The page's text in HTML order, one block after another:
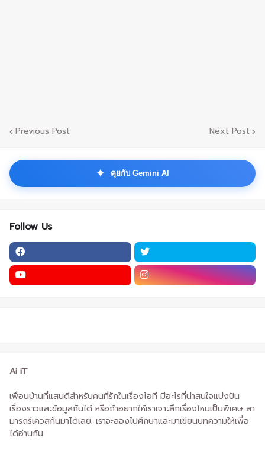
Previous Post Next Post
✦ คุยกับ Gemini AI
Follow Us
Ai iT
เพื่อนบ้านที่แสนดีสำหรับคนที่รักในเรื่องไอที มีอะไรที่น่าสนใจแบ่งปัน
เรื่องราวและข้อมูลกันได้ หรือถ้าอยากให้เราเจาะลึกเรื่องไหนเป็นพิเศษ สา
มารถรีเควสกันมาได้เลย. เราจะลองไปศึกษาและมาเขียนบทความให้เพื่อ
ได้อ่านกัน